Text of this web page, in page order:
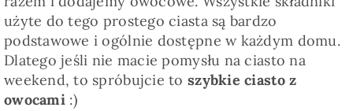
użyte do tego prostego ciasta są bardzo
podstawowe i ogólnie dostępne w każdym domu.
Dlatego jeśli nie macie pomysłu na ciasto na
weekend, to spróbujcie toszybkie ciasto z
owocami:)